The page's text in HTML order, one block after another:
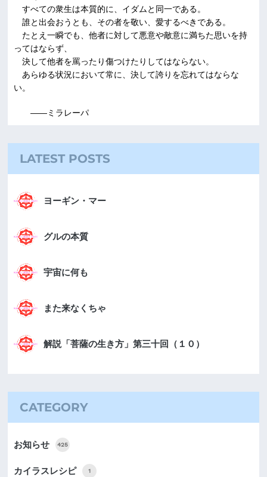
すべての衆生は本質的に、イダムと同一である。
誰と出会おうとも、その者を敬い、愛するべきである。
たとえ一瞬でも、他者に対して悪意や敵意に満ちた思いを持
ってはならず、
決して他者を罵ったり傷つけたりしてはならない。
あらゆる状況において常に、決して誇りを忘れてはならな
い。
――ミラレーパ
LATEST POSTS
ヨーギン・マー
グルの本質
宇宙に何も
また来なくちゃ
解説「菩薩の生き方」第三十回（１０）
CATEGORY
お知らせ 425
カイラスレシピ 1